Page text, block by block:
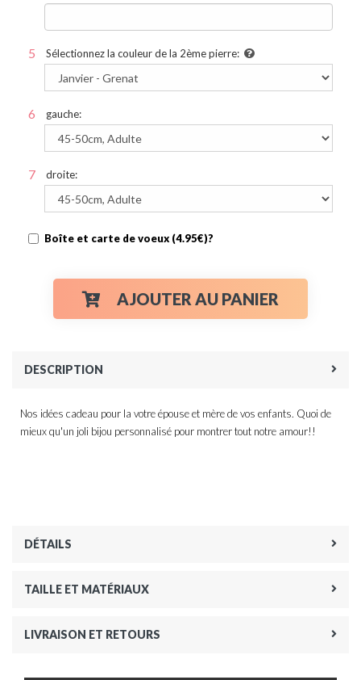
Sélectionnez la couleur de la 2ème pierre:
gauche:
droite:
Boîte et carte de voeux (4.95€)?
AJOUTER AU PANIER
DESCRIPTION
Nos idées cadeau pour la votre épouse et mère de vos enfants. Quoi de
mieux qu'un joli bijou personnalisé pour montrer tout notre amour!!
DÉTAILS
TAILLE ET MATÉRIAUX
LIVRAISON ET RETOURS